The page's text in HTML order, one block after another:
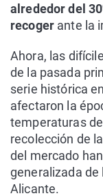
alrededor del
recoger ante la
Ahora, las
de la pasada
serie histórica
afectaron la
temperaturas
recolección de
del mercado
generalizada de
Alicante.